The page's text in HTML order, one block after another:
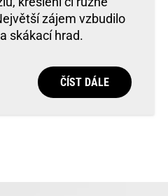
zájem vzbudilo
skákací hrad.
ČÍST DÁLE